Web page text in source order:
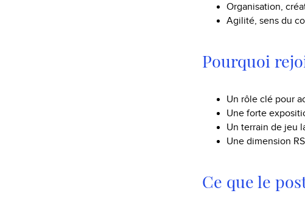
Organisation,
Agilité, sens du
Pourquoi
Un rôle clé pour
Une forte
Un terrain de jeu
Une dimension
Ce que le